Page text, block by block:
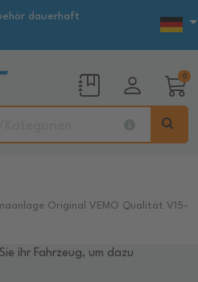
dauerhaft
0
Original VEMO Qualität V15-
ihr Fahrzeug, um dazu